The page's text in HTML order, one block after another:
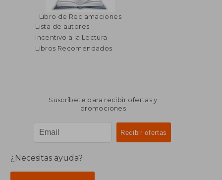
Libro de Reclamaciones
Lista de autores
Incentivo a la Lectura
Libros Recomendados
Suscríbete para recibir ofertas y
promociones
¿Necesitas ayuda?